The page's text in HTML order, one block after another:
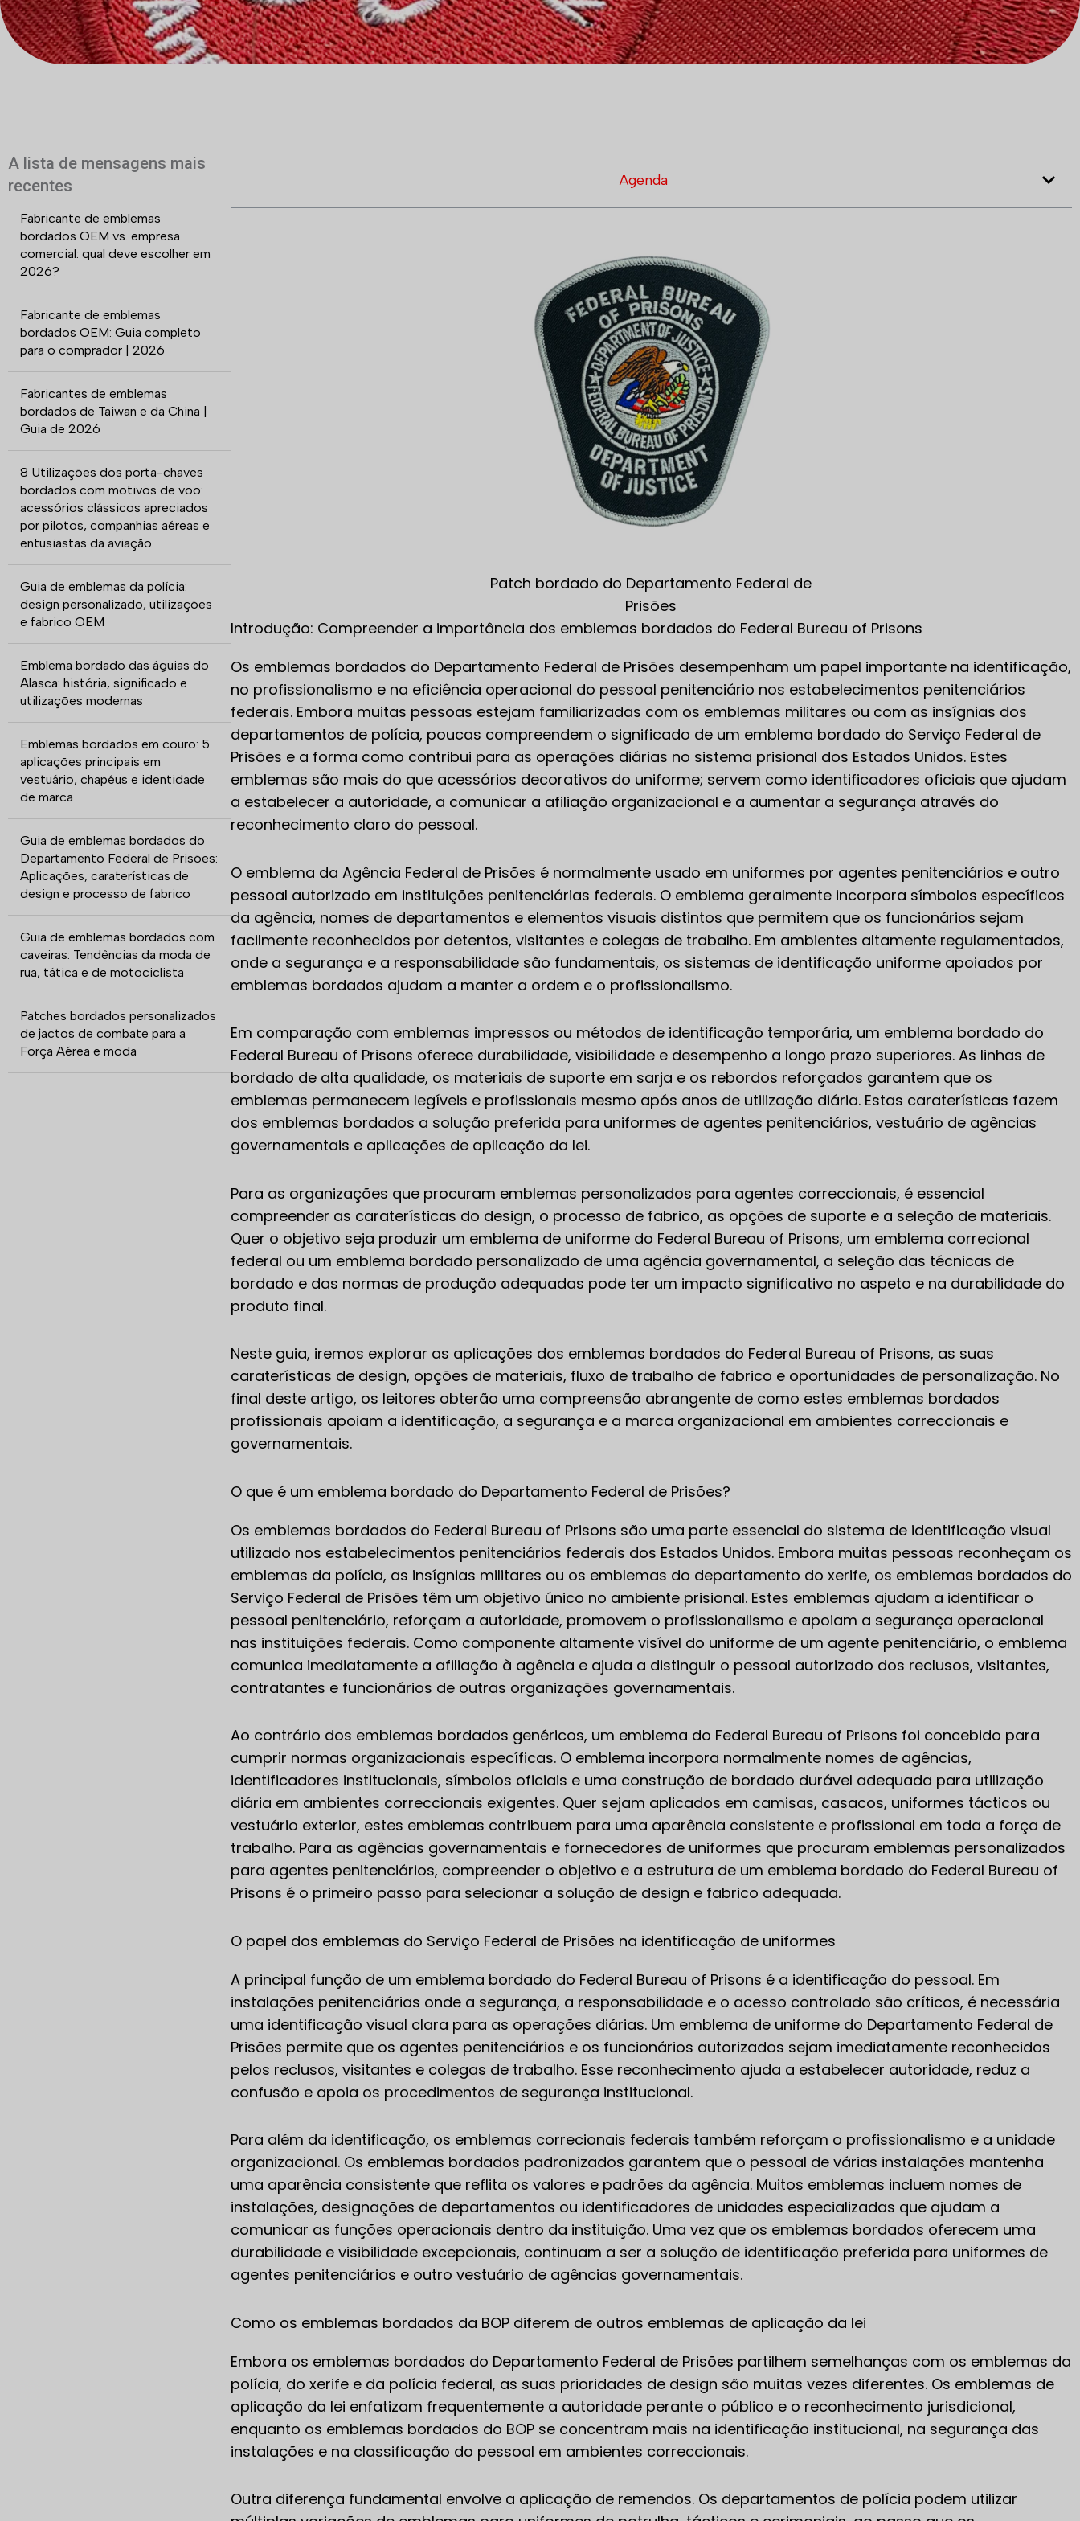
A lista de mensagens mais
recentes
Fabricante de emblemas
bordados OEM vs. empresa
comercial: qual deve escolher em
2026?
Fabricante de emblemas
bordados OEM: Guia completo
para o comprador | 2026
Fabricantes de emblemas
bordados de Taiwan e da China |
Guia de 2026
8 Utilizações dos porta-chaves
bordados com motivos de voo:
acessórios clássicos apreciados
por pilotos, companhias aéreas e
entusiastas da aviação
Guia de emblemas da polícia:
design personalizado, utilizações
e fabrico OEM
Emblema bordado das águias do
Alasca: história, significado e
utilizações modernas
Emblemas bordados em couro: 5
aplicações principais em
vestuário, chapéus e identidade
de marca
Guia de emblemas bordados do
Departamento Federal de Prisões:
Aplicações, caraterísticas de
design e processo de fabrico
Guia de emblemas bordados com
caveiras: Tendências da moda de
rua, tática e de motociclista
Patches bordados personalizados
de jactos de combate para a
Força Aérea e moda
Agenda
Patch bordado do Departamento Federal de
Prisões
Introdução: Compreender a importância dos emblemas bordados do Federal Bureau of Prisons
Os emblemas bordados do Departamento Federal de Prisões desempenham um papel importante na identificação,
no profissionalismo e na eficiência operacional do pessoal penitenciário nos estabelecimentos penitenciários
federais. Embora muitas pessoas estejam familiarizadas com os emblemas militares ou com as insígnias dos
departamentos de polícia, poucas compreendem o significado de um emblema bordado do Serviço Federal de
Prisões e a forma como contribui para as operações diárias no sistema prisional dos Estados Unidos. Estes
emblemas são mais do que acessórios decorativos do uniforme; servem como identificadores oficiais que ajudam
a estabelecer a autoridade, a comunicar a afiliação organizacional e a aumentar a segurança através do
reconhecimento claro do pessoal.
O emblema da Agência Federal de Prisões é normalmente usado em uniformes por agentes penitenciários e outro
pessoal autorizado em instituições penitenciárias federais. O emblema geralmente incorpora símbolos específicos
da agência, nomes de departamentos e elementos visuais distintos que permitem que os funcionários sejam
facilmente reconhecidos por detentos, visitantes e colegas de trabalho. Em ambientes altamente regulamentados,
onde a segurança e a responsabilidade são fundamentais, os sistemas de identificação uniforme apoiados por
emblemas bordados ajudam a manter a ordem e o profissionalismo.
Em comparação com emblemas impressos ou métodos de identificação temporária, um emblema bordado do
Federal Bureau of Prisons oferece durabilidade, visibilidade e desempenho a longo prazo superiores. As linhas de
bordado de alta qualidade, os materiais de suporte em sarja e os rebordos reforçados garantem que os
emblemas permanecem legíveis e profissionais mesmo após anos de utilização diária. Estas caraterísticas fazem
dos emblemas bordados a solução preferida para uniformes de agentes penitenciários, vestuário de agências
governamentais e aplicações de aplicação da lei.
Para as organizações que procuram emblemas personalizados para agentes correccionais, é essencial
compreender as caraterísticas do design, o processo de fabrico, as opções de suporte e a seleção de materiais.
Quer o objetivo seja produzir um emblema de uniforme do Federal Bureau of Prisons, um emblema correcional
federal ou um emblema bordado personalizado de uma agência governamental, a seleção das técnicas de
bordado e das normas de produção adequadas pode ter um impacto significativo no aspeto e na durabilidade do
produto final.
Neste guia, iremos explorar as aplicações dos emblemas bordados do Federal Bureau of Prisons, as suas
caraterísticas de design, opções de materiais, fluxo de trabalho de fabrico e oportunidades de personalização. No
final deste artigo, os leitores obterão uma compreensão abrangente de como estes emblemas bordados
profissionais apoiam a identificação, a segurança e a marca organizacional em ambientes correccionais e
governamentais.
O que é um emblema bordado do Departamento Federal de Prisões?
Os emblemas bordados do Federal Bureau of Prisons são uma parte essencial do sistema de identificação visual
utilizado nos estabelecimentos penitenciários federais dos Estados Unidos. Embora muitas pessoas reconheçam os
emblemas da polícia, as insígnias militares ou os emblemas do departamento do xerife, os emblemas bordados do
Serviço Federal de Prisões têm um objetivo único no ambiente prisional. Estes emblemas ajudam a identificar o
pessoal penitenciário, reforçam a autoridade, promovem o profissionalismo e apoiam a segurança operacional
nas instituições federais. Como componente altamente visível do uniforme de um agente penitenciário, o emblema
comunica imediatamente a afiliação à agência e ajuda a distinguir o pessoal autorizado dos reclusos, visitantes,
contratantes e funcionários de outras organizações governamentais.
Ao contrário dos emblemas bordados genéricos, um emblema do Federal Bureau of Prisons foi concebido para
cumprir normas organizacionais específicas. O emblema incorpora normalmente nomes de agências,
identificadores institucionais, símbolos oficiais e uma construção de bordado durável adequada para utilização
diária em ambientes correccionais exigentes. Quer sejam aplicados em camisas, casacos, uniformes tácticos ou
vestuário exterior, estes emblemas contribuem para uma aparência consistente e profissional em toda a força de
trabalho. Para as agências governamentais e fornecedores de uniformes que procuram emblemas personalizados
para agentes penitenciários, compreender o objetivo e a estrutura de um emblema bordado do Federal Bureau of
Prisons é o primeiro passo para selecionar a solução de design e fabrico adequada.
O papel dos emblemas do Serviço Federal de Prisões na identificação de uniformes
A principal função de um emblema bordado do Federal Bureau of Prisons é a identificação do pessoal. Em
instalações penitenciárias onde a segurança, a responsabilidade e o acesso controlado são críticos, é necessária
uma identificação visual clara para as operações diárias. Um emblema de uniforme do Departamento Federal de
Prisões permite que os agentes penitenciários e os funcionários autorizados sejam imediatamente reconhecidos
pelos reclusos, visitantes e colegas de trabalho. Esse reconhecimento ajuda a estabelecer autoridade, reduz a
confusão e apoia os procedimentos de segurança institucional.
Para além da identificação, os emblemas correcionais federais também reforçam o profissionalismo e a unidade
organizacional. Os emblemas bordados padronizados garantem que o pessoal de várias instalações mantenha
uma aparência consistente que reflita os valores e padrões da agência. Muitos emblemas incluem nomes de
instalações, designações de departamentos ou identificadores de unidades especializadas que ajudam a
comunicar as funções operacionais dentro da instituição. Uma vez que os emblemas bordados oferecem uma
durabilidade e visibilidade excepcionais, continuam a ser a solução de identificação preferida para uniformes de
agentes penitenciários e outro vestuário de agências governamentais.
Como os emblemas bordados da BOP diferem de outros emblemas de aplicação da lei
Embora os emblemas bordados do Departamento Federal de Prisões partilhem semelhanças com os emblemas da
polícia, do xerife e da polícia federal, as suas prioridades de design são muitas vezes diferentes. Os emblemas de
aplicação da lei enfatizam frequentemente a autoridade perante o público e o reconhecimento jurisdicional,
enquanto os emblemas bordados do BOP se concentram mais na identificação institucional, na segurança das
instalações e na classificação do pessoal em ambientes correccionais.
Outra diferença fundamental envolve a aplicação de remendos. Os departamentos de polícia podem utilizar